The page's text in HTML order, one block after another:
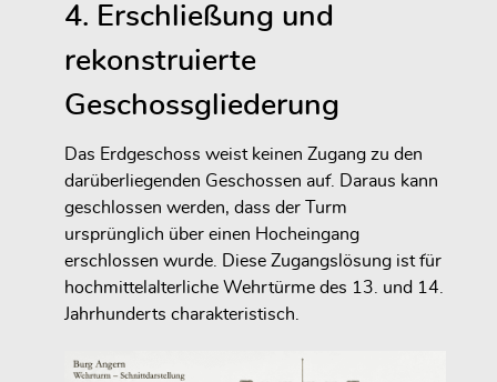
4. Erschließung und
rekonstruierte
Geschossgliederung
Das Erdgeschoss weist keinen Zugang zu den
darüberliegenden Geschossen auf. Daraus kann
geschlossen werden, dass der Turm
ursprünglich über einen Hocheingang
erschlossen wurde. Diese Zugangslösung ist für
hochmittelalterliche Wehrtürme des 13. und 14.
Jahrhunderts charakteristisch.